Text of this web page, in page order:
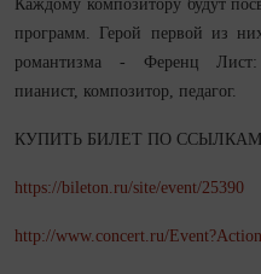
Каждому композитору будут
программ. Герой первой из
романтизма - Ференц Лист:
пианист, композитор, педагог.
КУПИТЬ БИЛЕТ ПО
https://bileton.ru/site/event/25390
http://www.concert.ru/